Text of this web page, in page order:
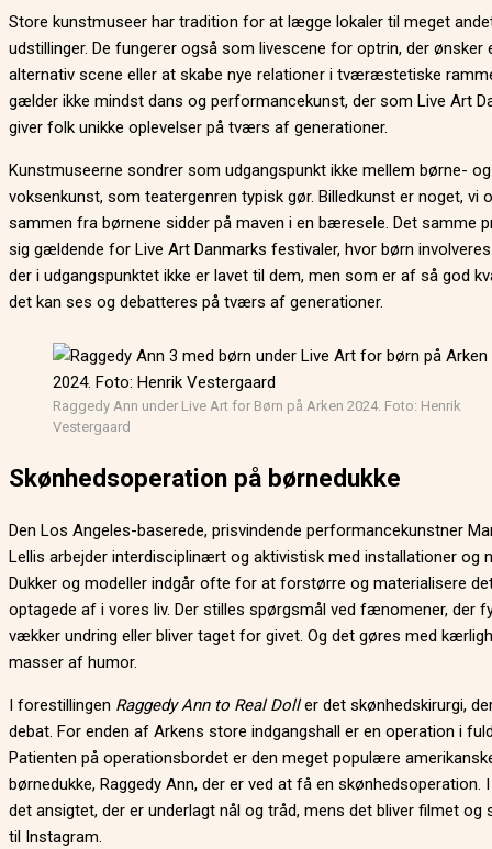
Store kunstmuseer har tradition for at lægge lokaler til meget
udstillinger. De fungerer også som livescene for optrin, der ønsker
alternativ scene eller at skabe nye relationer i tværæstetiske
gælder ikke mindst dans og performancekunst, der som Live Art
giver folk unikke oplevelser på tværs af generationer.
Kunstmuseerne sondrer som udgangspunkt ikke mellem børne- og
voksenkunst, som teatergenren typisk gør. Billedkunst er noget, vi
sammen fra børnene sidder på maven i en bæresele. Det samme
sig gældende for Live Art Danmarks festivaler, hvor børn
der i udgangspunktet ikke er lavet til dem, men som er af så god
det kan ses og debatteres på tværs af generationer.
Raggedy Ann under Live Art for Børn på Arken 2024. Foto: Henrik
Vestergaard
Skønhedsoperation på børnedukke
Den Los Angeles-baserede, prisvindende performancekunstner
Lellis arbejder interdisciplinært og aktivistisk med installationer og
Dukker og modeller indgår ofte for at forstørre og materialisere
optagede af i vores liv. Der stilles spørgsmål ved fænomener, der
vækker undring eller bliver taget for givet. Og det gøres med
masser af humor.
I forestillingen Raggedy Ann to Real Doller det skønhedskirurgi,
debat. For enden af Arkens store indgangshall er en operation i
Patienten på operationsbordet er den meget populære
børnedukke, Raggedy Ann, der er ved at få en skønhedsoperation.
det ansigtet, der er underlagt nål og tråd, mens det bliver filmet og
til Instagram.